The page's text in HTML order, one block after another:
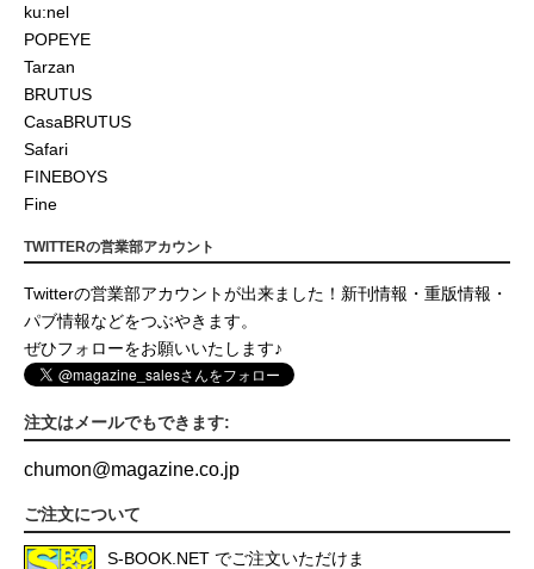
ku:nel
POPEYE
Tarzan
BRUTUS
CasaBRUTUS
Safari
FINEBOYS
Fine
TWITTERの営業部アカウント
Twitterの営業部アカウントが出来ました！新刊情報・重版情報・
パブ情報などをつぶやきます。
ぜひフォローをお願いいたします♪
注文はメールでもできます:
chumon@magazine.co.jp
ご注文について
S-BOOK.NET でご注文いただけま